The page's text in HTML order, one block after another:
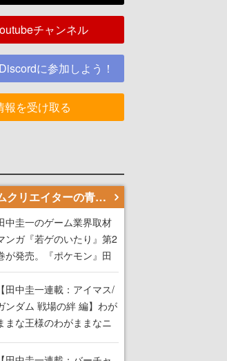
チャンネル
に参加しよう！
を受け取る
若ゲのいたり〜ゲームクリエイターの青春〜
中圭一のゲーム業界取材
ンガ『若ゲのいたり』第2
が発売。『ポケモン』田
智さん、『ゼビウス』遠
藤雅伸さんらの貴重なエピ
ードを収録
【田中圭一連載：アイマス/
ンダム 戦場の絆 編】わが
まな王様のわがままなニ
ズを満たす！──小山順一
朗が貫く姿勢に、ゲームク